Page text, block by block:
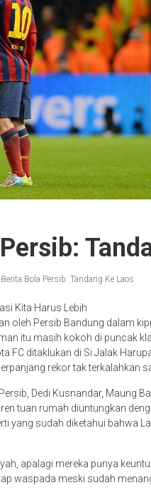
Berita Bola Persib: Tandang Ke Laos
Kita Harus Lebih
oleh Persib Bandung dalam
itu masih kokoh di puncak
FC ditaklukan di Si Jalak
rekor tak terkalahkan
Dedi Kusnandar, Maung
tuan rumah diuntungkan
yang sudah diketahui bahwa
apalagi mereka punya
waspada meski sudah